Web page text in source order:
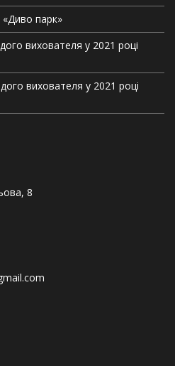
парк»
вихователя у 2021 році
вихователя у 2021 році
8